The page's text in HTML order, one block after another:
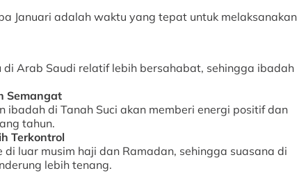
Januari adalah waktu yang tepat untuk melaksanakan
di Arab Saudi relatif lebih bersahabat, sehingga ibadah
Semangat
ibadah di Tanah Suci akan memberi energi positif dan
tahun.
Terkontrol
di luar musim haji dan Ramadan, sehingga suasana di
lebih tenang.